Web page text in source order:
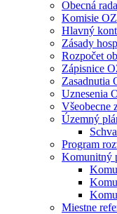
Obecná rada
Komisie OZ
Hlavný
Zásady
Rozpočet
Zápisnice
Zasadnutia
Uznesenia
Všeobecne
Územný
Program
Komunitný
Miestne